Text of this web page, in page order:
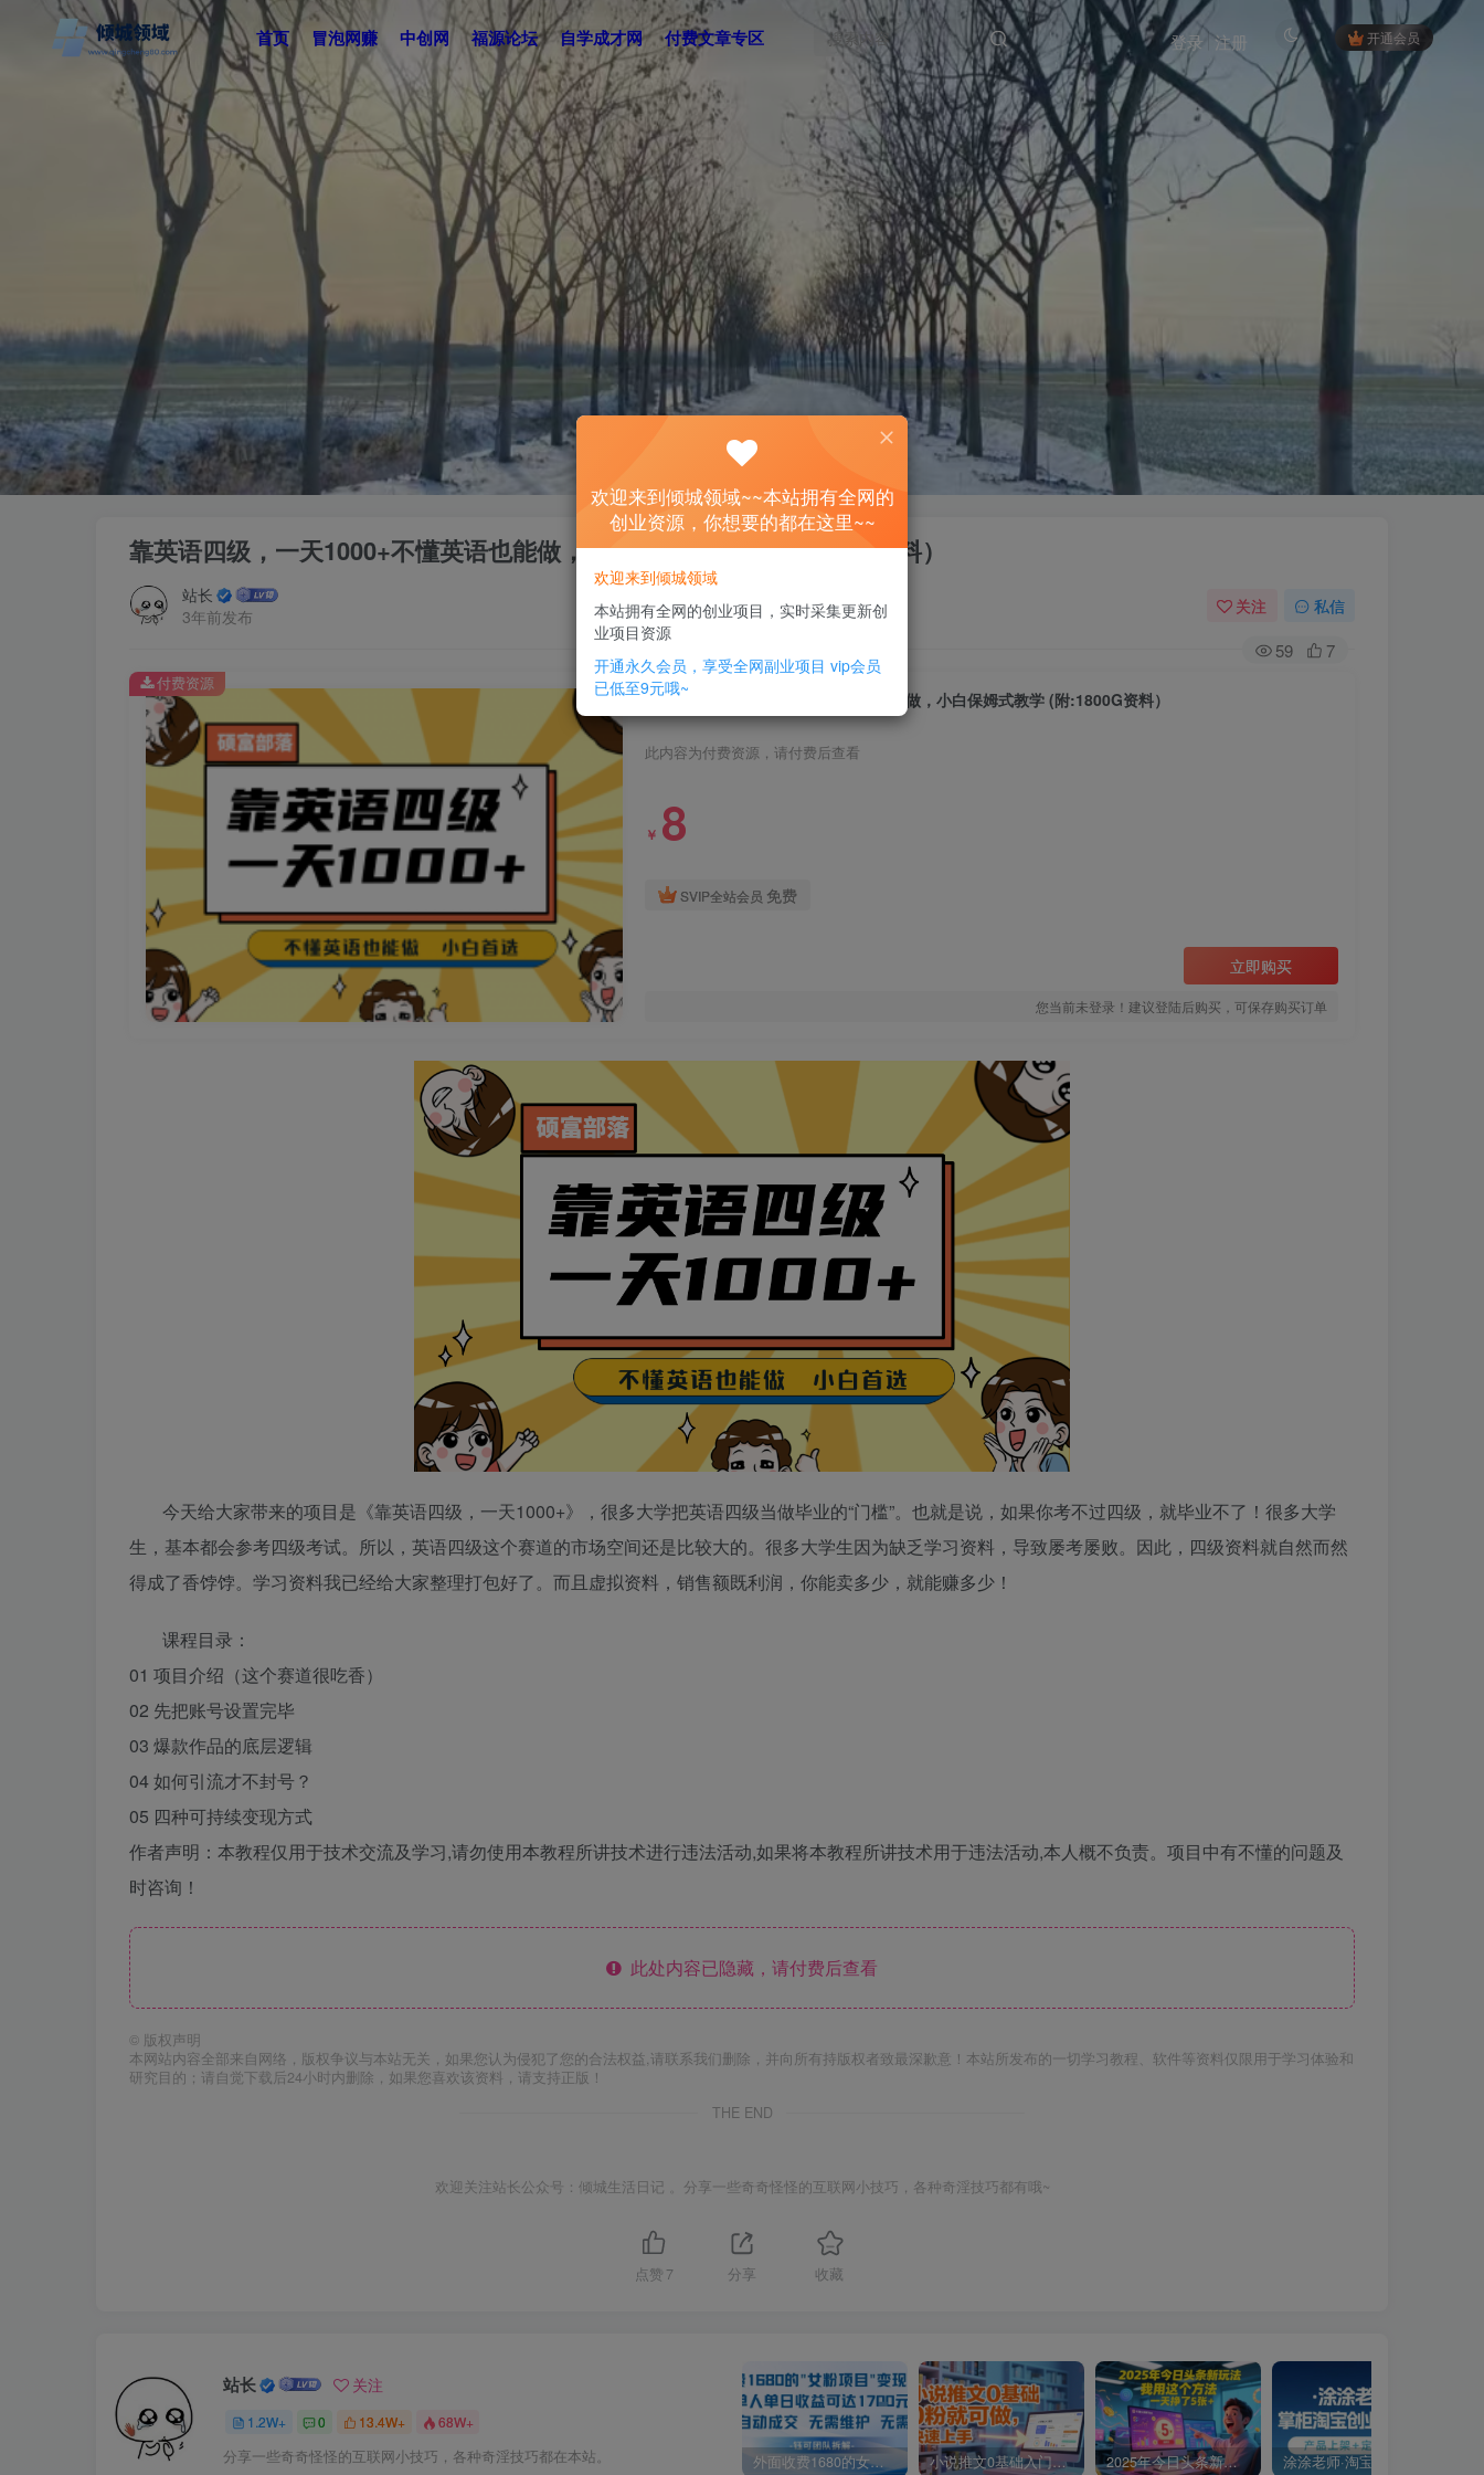
首页 冒泡网赚 中创网 福源论坛 自学成才网 付费文章专区 开通会员
登录 注册
靠英语四级，一天1000+不懂英语也能做，小白保姆式教学 (附:1800G资料）
站长
3年前发布
关注 私信
59 7
靠英语四级，一天1000+不懂英语也能做，小白保姆式教学 (附:1800G资料）
此内容为付费资源，请付费后查看
￥ 8
SVIP全站会员 免费
立即购买
您当前未登录！建议登陆后购买，可保存购买订单
付费资源
今天给大家带来的项目是《靠英语四级，一天1000+》，很多大学把英语四级当做毕业的“门槛”。也就是说，如果你考不过四级，就毕业不了！很多大学
生，基本都会参考四级考试。所以，英语四级这个赛道的市场空间还是比较大的。很多大学生因为缺乏学习资料，导致屡考屡败。因此，四级资料就自然而然
得成了香饽饽。学习资料我已经给大家整理打包好了。而且虚拟资料，销售额既利润，你能卖多少，就能赚多少！
课程目录：
01 项目介绍（这个赛道很吃香）
02 先把账号设置完毕
03 爆款作品的底层逻辑
04 如何引流才不封号？
05 四种可持续变现方式
作者声明：本教程仅用于技术交流及学习,请勿使用本教程所讲技术进行违法活动,如果将本教程所讲技术用于违法活动,本人概不负责。项目中有不懂的问题及
时咨询！
此处内容已隐藏，请付费后查看
© 版权声明
本网站内容全部来自网络，版权争议与本站无关，如果您认为侵犯了您的合法权益,请联系我们删除，并向所有持版权者致最深歉意！本站所发布的一切学习教程、软件等资料仅限用于学习体验和
研究目的；请自觉下载后24小时内删除，如果您喜欢该资料，请支持正版！
THE END
欢迎关注站长公众号：倾城生活日记 。分享一些奇奇怪怪的互联网小技巧，各种奇淫技巧都有哦~
点赞 7 分享 收藏
站长 关注
1.2W+ 0 13.4W+ 68W+
分享一些奇奇怪怪的互联网小技巧，各种奇淫技巧都在本站。 外面收费1680的女粉项目变现，单人单日收益可达1.7k，全自动成交无需维护 小说推文0基础入门教程，0粉就可做，快速上手 2025年今日头条新玩法，我用这个方法，一天挣了5张+
欢迎来到倾城领域~~本站拥有全网的
创业资源，你想要的都在这里~~
欢迎来到倾城领域
本站拥有全网的创业项目，实时采集更新创
业项目资源
开通永久会员，享受全网副业项目 vip会员
已低至9元哦~